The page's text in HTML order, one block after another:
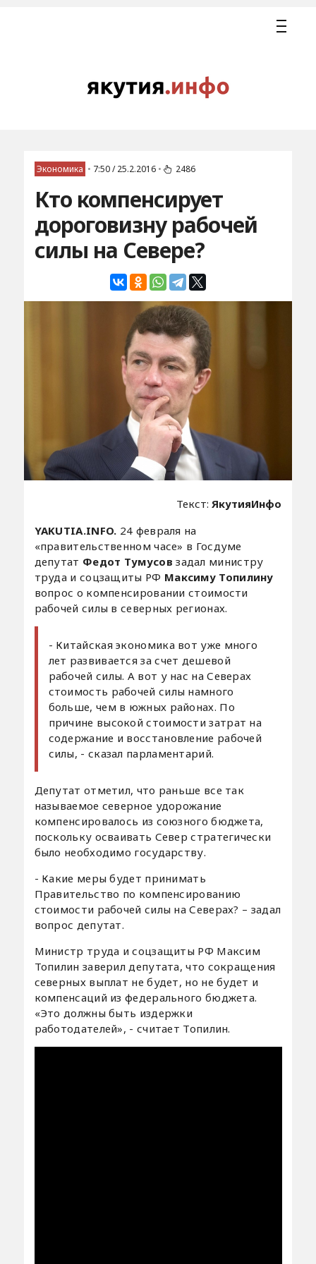
Экономика • 7:50 / 25.2.2016 • 2486
Кто компенсирует
дороговизну рабочей
силы на Севере?
Текст:ЯкутияИнфо
YAKUTIA.INFO. 24 февраля на
«правительственном часе» в Госдуме
депутат Федот Тумусов задал министру
труда и соцзащиты РФ Максиму Топилину
вопрос о компенсировании стоимости
рабочей силы в северных регионах.
- Китайская экономика вот уже много
лет развивается за счет дешевой
рабочей силы. А вот у нас на Северах
стоимость рабочей силы намного
больше, чем в южных районах. По
причине высокой стоимости затрат на
содержание и восстановление рабочей
силы, - сказал парламентарий.
Депутат отметил, что раньше все так
называемое северное удорожание
компенсировалось из союзного бюджета,
поскольку осваивать Север стратегически
было необходимо государству.
- Какие меры будет принимать
Правительство по компенсированию
стоимости рабочей силы на Северах? – задал
вопрос депутат.
Министр труда и соцзащиты РФ Максим
Топилин заверил депутата, что сокращения
северных выплат не будет, но не будет и
компенсаций из федерального бюджета.
«Это должны быть издержки
работодателей», - считает Топилин.